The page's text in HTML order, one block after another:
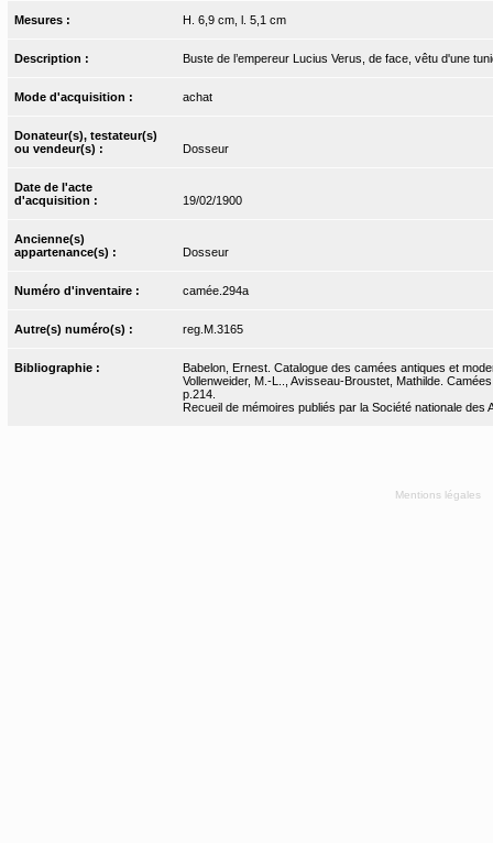
Mesures : H. 6,9 cm, l. 5,1 cm
Description : Buste de l’empereur Lucius Verus, de face, vêtu d'une
Mode d'acquisition : achat
Donateur(s), testateur(s)
ou vendeur(s) :
Dosseur
Date de l'acte
d'acquisition :
19/02/1900
Ancienne(s)
appartenance(s) :
Dosseur
Numéro d'inventaire : camée.294a
Autre(s) numéro(s) : reg.M.3165
Bibliographie :
Babelon, Ernest. Catalogue des camées antiques et
Vollenweider, M.-L.., Avisseau-Broustet, Mathilde.
p.214.
Recueil de mémoires publiés par la Société nationale
Mentions légales